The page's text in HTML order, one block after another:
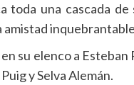
toda una cascada
amistad
su elenco a
y Selva Alemán.